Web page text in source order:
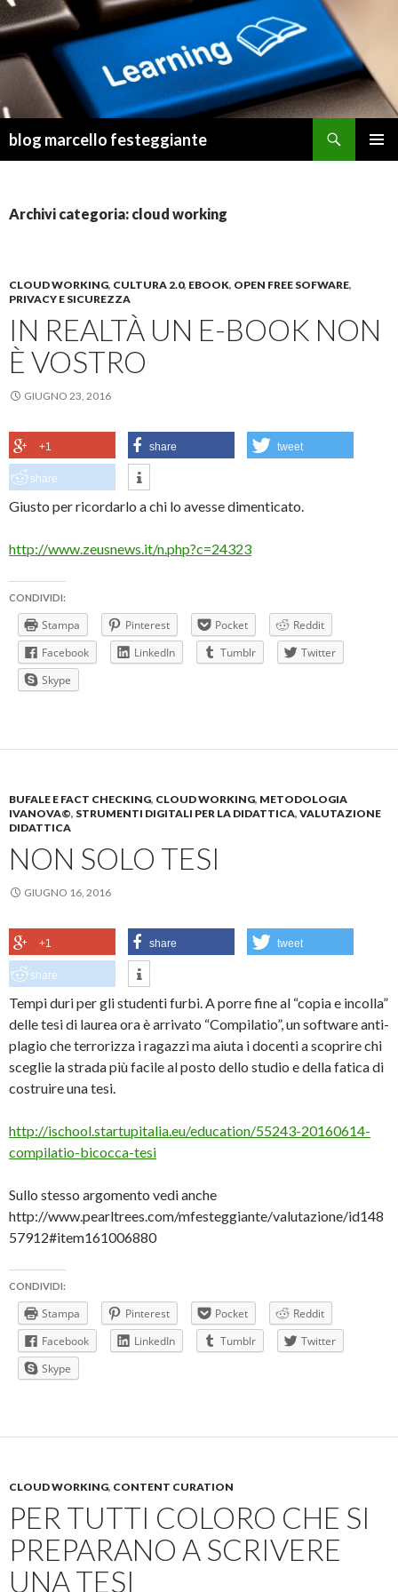
blog marcello festeggiante
Archivi categoria: cloud working
CLOUD WORKING, CULTURA 2.0, EBOOK, OPEN FREE SOFWARE,
PRIVACY E SICUREZZA
IN REALTÀ UN E-BOOK NON
È VOSTRO
GIUGNO 23, 2016
+1 share tweet
share
Giusto per ricordarlo a chi lo avesse dimenticato.
http://www.zeusnews.it/n.php?c=24323
CONDIVIDI:
Stampa Pinterest Pocket
Reddit
Facebook
LinkedIn Tumblr
Twitter
Skype
BUFALE E FACT CHECKING, CLOUD WORKING, METODOLOGIA
IVANOVA©, STRUMENTI DIGITALI PER LA DIDATTICA, VALUTAZIONE
DIDATTICA
NON SOLO TESI
GIUGNO 16, 2016
+1 share tweet
share
Tempi duri per gli studenti furbi. A porre fine al “copia e incolla”
delle tesi di laurea ora è arrivato “Compilatio”, un software anti-
plagio che terrorizza i ragazzi ma aiuta i docenti a scoprire chi
sceglie la strada più facile al posto dello studio e della fatica di
costruire una tesi.
http://ischool.startupitalia.eu/education/55243-20160614-
compilatio-bicocca-tesi
Sullo stesso argomento vedi anche
http://www.pearltrees.com/mfesteggiante/valutazione/id148
57912#item161006880
CONDIVIDI:
Stampa Pinterest Pocket
Reddit
Facebook
LinkedIn Tumblr
Twitter
Skype
CLOUD WORKING, CONTENT CURATION
PER TUTTI COLORO CHE SI
PREPARANO A SCRIVERE
UNA TESI